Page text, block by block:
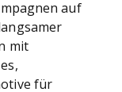
auf
mit
für